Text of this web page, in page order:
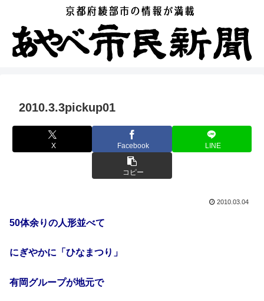
2010.3.3pickup01
X Facebook LINE
コピー
2010.03.04
50体余りの人形並べて
にぎやかに「ひなまつり」
有岡グループが地元で